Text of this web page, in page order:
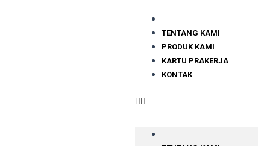
TENTANG KAMI
PRODUK KAMI
KARTU PRAKERJA
KONTAK